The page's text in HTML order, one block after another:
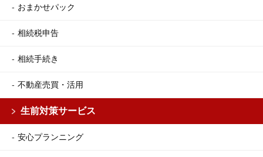
おまかせパック
相続税申告
相続手続き
不動産売買・活用
生前対策サービス
安心プランニング